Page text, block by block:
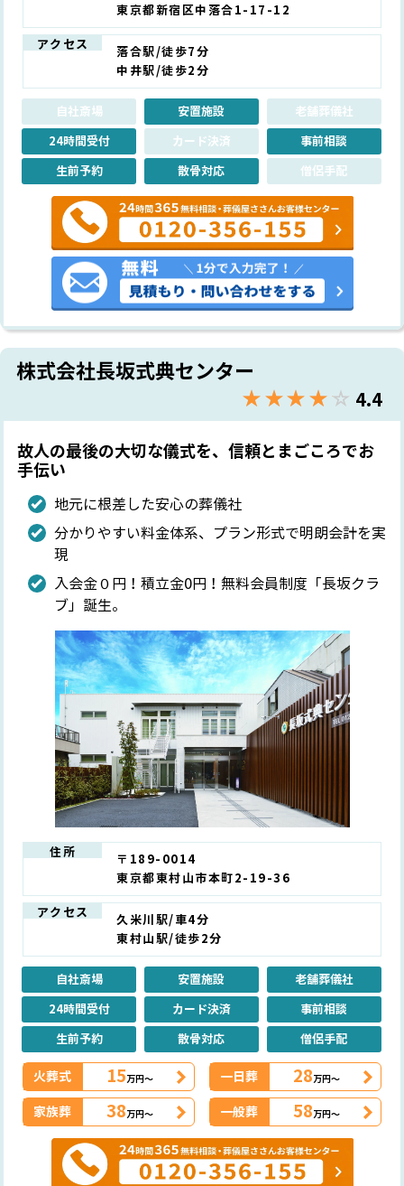
東京都新宿区中落合1-17-12
アクセス
落合駅/徒歩7分
中井駅/徒歩2分
自社斎場 安置施設
老舗葬儀社
24時間受付
カード決済
事前相談
生前予約
散骨対応 僧侶手配
株式会社長坂式典センター
★★★★★
☆☆☆☆☆ 4.4
故人の最後の大切な儀式を、信頼とまごころでお
手伝い
地元に根差した安心の葬儀社
分かりやすい料金体系、プラン形式で明朗会計を実
現
入会金０円！積立金0円！無料会員制度「長坂クラ
ブ」誕生。
住所
〒189-0014
東京都東村山市本町2-19-36
アクセス
久米川駅/車4分
東村山駅/徒歩2分
自社斎場 安置施設
老舗葬儀社
24時間受付
カード決済
事前相談
生前予約
散骨対応 僧侶手配
火葬式 15万円～ 一日葬 28万円～
家族葬 38万円～ 一般葬 58万円～